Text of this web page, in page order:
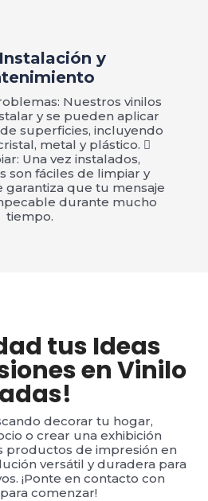
y
Nuestros vinilos
y se pueden aplicar
superficies, incluyendo
metal y plástico. 
Una vez instalados,
son fáciles de limpiar y
garantiza que tu mensaje
durante mucho
tiempo.
tus Ideas
en Vinilo
decorar tu hogar,
o crear una exhibición
productos de impresión en
versátil y duradera para
¡Ponte en contacto con
comenzar!